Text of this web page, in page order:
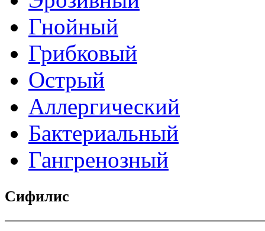
Гнойный
Грибковый
Острый
Аллергический
Бактериальный
Гангренозный
Сифилис